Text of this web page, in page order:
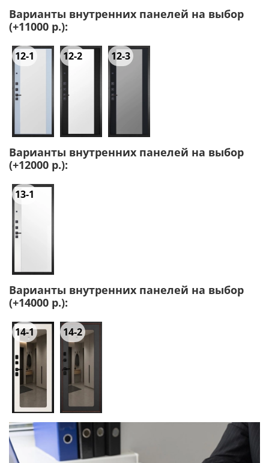
Варианты внутренних панелей на выбор
(+11000 р.):
12-1 12-2 12-3
Варианты внутренних панелей на выбор
(+12000 р.):
13-1
Варианты внутренних панелей на выбор
(+14000 р.):
14-1 14-2